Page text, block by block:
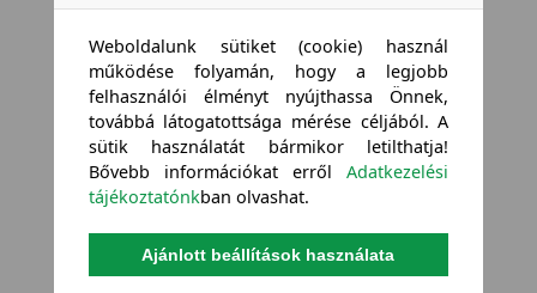
Weboldalunk sütiket (cookie) használ
működése folyamán, hogy a legjobb
felhasználói élményt nyújthassa Önnek,
továbbá látogatottsága mérése céljából. A
sütik használatát bármikor letilthatja!
Bővebb információkat errőlAdatkezelési
tájékoztatónkban olvashat.
Ajánlott beállítások használata